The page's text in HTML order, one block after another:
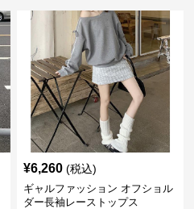
¥6,260 (税込)
ギャルファッション オフショル
ダー長袖レーストップス